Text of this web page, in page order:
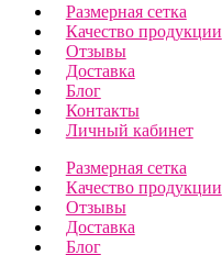
Размерная сетка
Качество продукции
Отзывы
Доставка
Блог
Контакты
Личный кабинет
Размерная сетка
Качество продукции
Отзывы
Доставка
Блог